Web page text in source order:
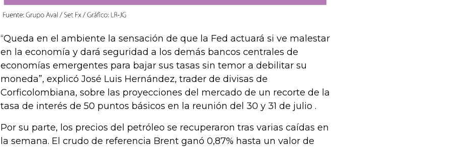
“Queda en el ambiente la sensación de que la Fed actuará si ve malestar
en la economía y dará seguridad a los demás bancos centrales de
economías emergentes para bajar sus tasas sin temor a debilitar su
moneda”, explicó José Luis Hernández, trader de divisas de
Corficolombiana, sobre las proyecciones del mercado de un recorte de la
tasa de interés de 50 puntos básicos en la reunión del 30 y 31 de julio .
Por su parte, los precios del petróleo se recuperaron tras varias caídas en
la semana. El crudo de referencia Brent ganó 0,87% hasta un valor de